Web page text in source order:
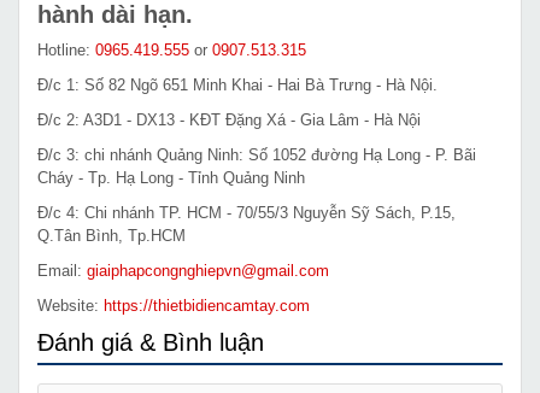
hành dài hạn.
Hotline: 0965.419.555 or 0907.513.315
Đ/c 1: Số 82 Ngõ 651 Minh Khai - Hai Bà Trưng - Hà Nội.
Đ/c 2: A3D1 - DX13 - KĐT Đặng Xá - Gia Lâm - Hà Nội
Đ/c 3: chi nhánh Quảng Ninh: Số 1052 đường Hạ Long - P. Bãi
Cháy - Tp. Hạ Long - Tỉnh Quảng Ninh
Đ/c 4: Chi nhánh TP. HCM - 70/55/3 Nguyễn Sỹ Sách, P.15,
Q.Tân Bình, Tp.HCM
Email: giaiphapcongnghiepvn@gmail.com
Website: https://thietbidiencamtay.com
Đánh giá & Bình luận